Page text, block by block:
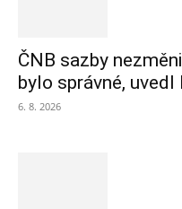
ČNB sazby
bylo správné, uvedl
6. 8. 2026